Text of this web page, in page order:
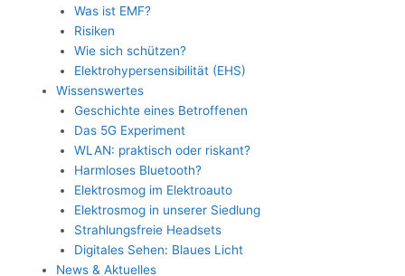
Was ist EMF?
Risiken
Wie sich schützen?
Elektrohypersensibilität (EHS)
Wissenswertes
Geschichte eines Betroffenen
Das 5G Experiment
WLAN: praktisch oder riskant?
Harmloses Bluetooth?
Elektrosmog im Elektroauto
Elektrosmog in unserer Siedlung
Strahlungsfreie Headsets
Digitales Sehen: Blaues Licht
News & Aktuelles